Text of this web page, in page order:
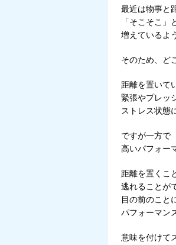
最近は物事と
「そこそこ
増えているよ
そのため、ど
距離を置いて
緊張やプレッ
ストレス状態
ですが一方で
高いパフォー
距離を置くこ
逃れることが
目の前のこと
パフォーマン
意味を付けて